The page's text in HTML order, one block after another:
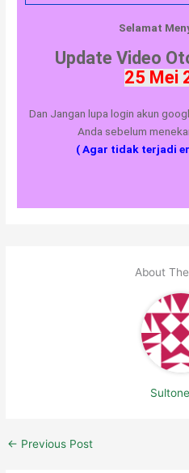
Selamat
Update Video
Anda sebelum
( Agar tidak terjadi